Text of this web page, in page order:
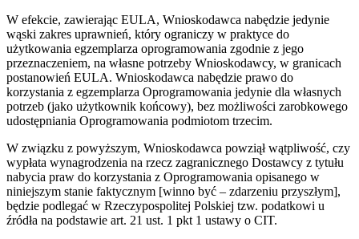
W efekcie, zawierając EULA, Wnioskodawca nabędzie jedynie
wąski zakres uprawnień, który ograniczy w praktyce do
użytkowania egzemplarza oprogramowania zgodnie z jego
przeznaczeniem, na własne potrzeby Wnioskodawcy, w granicach
postanowień EULA. Wnioskodawca nabędzie prawo do
korzystania z egzemplarza Oprogramowania jedynie dla własnych
potrzeb (jako użytkownik końcowy), bez możliwości zarobkowego
udostępniania Oprogramowania podmiotom trzecim.
W związku z powyższym, Wnioskodawca powziął wątpliwość, czy
wypłata wynagrodzenia na rzecz zagranicznego Dostawcy z tytułu
nabycia praw do korzystania z Oprogramowania opisanego w
niniejszym stanie faktycznym [winno być – zdarzeniu przyszłym],
będzie podlegać w Rzeczypospolitej Polskiej tzw. podatkowi u
źródła na podstawie art. 21 ust. 1 pkt 1 ustawy o CIT.